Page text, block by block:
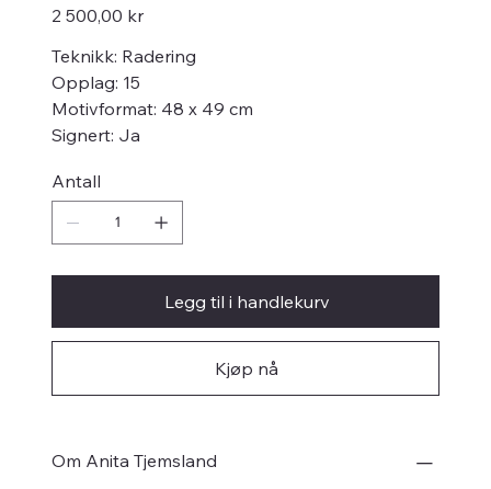
Pris
2 500,00 kr
Teknikk: Radering
Opplag: 15
Motivformat: 48 x 49 cm
Signert: Ja
Antall
Legg til i handlekurv
Kjøp nå
Om Anita Tjemsland